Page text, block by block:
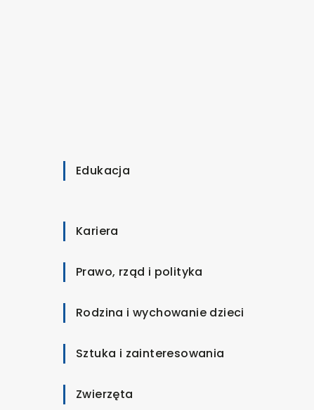
Edukacja
Kariera
Prawo, rząd i polityka
Rodzina i wychowanie dzieci
Sztuka i zainteresowania
Zwierzęta